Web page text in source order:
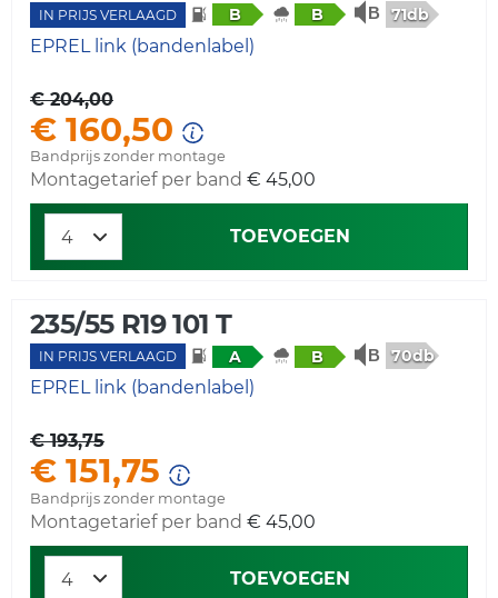
IN PRIJS VERLAAGD B B 71db
EPREL link (bandenlabel)
€ 204,00
€ 160,50
Bandprijs zonder montage
Montagetarief per band € 45,00
TOEVOEGEN
235/55 R19 101 T
IN PRIJS VERLAAGD A B 70db
EPREL link (bandenlabel)
€ 193,75
€ 151,75
Bandprijs zonder montage
Montagetarief per band € 45,00
TOEVOEGEN